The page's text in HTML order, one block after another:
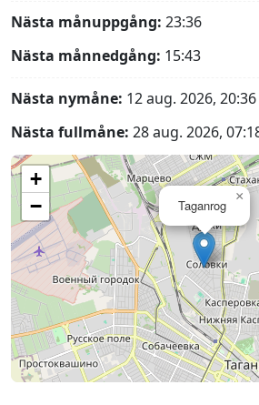
Nästa månuppgång: 23:36
Nästa månnedgång: 15:43
Nästa nymåne: 12 aug. 2026, 20:36
Nästa fullmåne: 28 aug. 2026,
Taganrog
×
+
−